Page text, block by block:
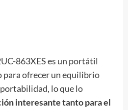
863XES es un portátil
para ofrecer un equilibrio
lo que lo
interesante tanto para el